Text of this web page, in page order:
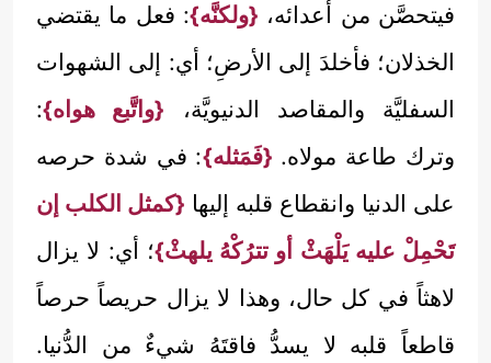
فيتحصَّن من أعدائه، {ولكنَّه}: فعل ما يقتضي
الخذلان؛ فأخلدَ إلى الأرضِ؛ أي: إلى الشهوات
السفليَّة والمقاصد الدنيويَّة، {واتَّبع هواه}:
وترك طاعة مولاه. {فَمَثله}: في شدة حرصه
على الدنيا وانقطاع قلبه إليها {كمثل الكلب إن
تَحْمِلْ عليه يَلْهَثْ أو تترُكْهُ يلهثْ}؛ أي: لا يزال
لاهثاً في كل حال، وهذا لا يزال حريصاً حرصاً
قاطعاً قلبه لا يسدُّ فاقتَهُ شيءٌ من الدُّنيا.